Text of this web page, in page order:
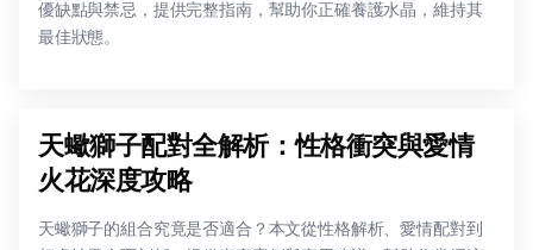
優缺點與禁忌，提供完整指南，幫助你正確養護水晶，維持其
最佳狀態。
天蠍獅子配對全解析：性格衝突與愛情
火花深度攻略
天蠍獅子的組合究竟是否適合？本文從性格解析、愛情配對到